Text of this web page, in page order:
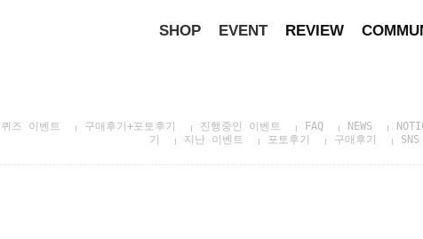
SHOP EVENT REVIEW
즈 이벤트 구매후기+포토후기 진행중인 이벤트 FAQ NEWS
기
지난 이벤트 포토후기 구매후기 SNS